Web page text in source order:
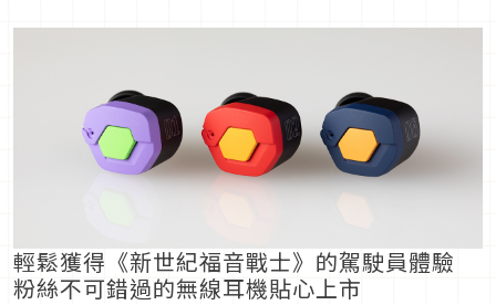
輕鬆獲得《新世紀福音戰士》的駕駛員體驗
粉絲不可錯過的無線耳機貼心上市